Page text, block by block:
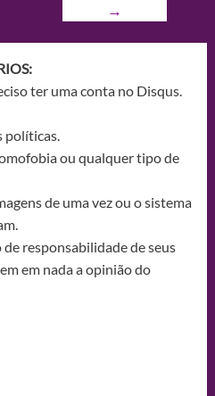
→
ter uma conta no Disqus.
políticas.
ou qualquer tipo de
de uma vez ou o sistema
responsabilidade de seus
em nada a opinião do